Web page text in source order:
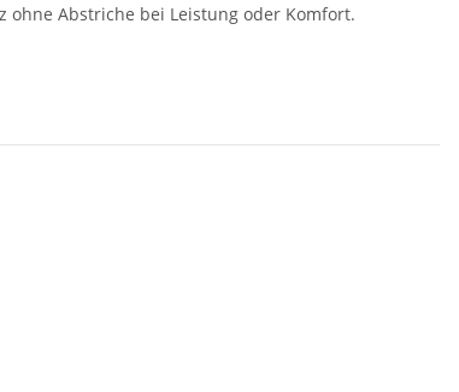
ohne Abstriche bei Leistung oder Komfort.